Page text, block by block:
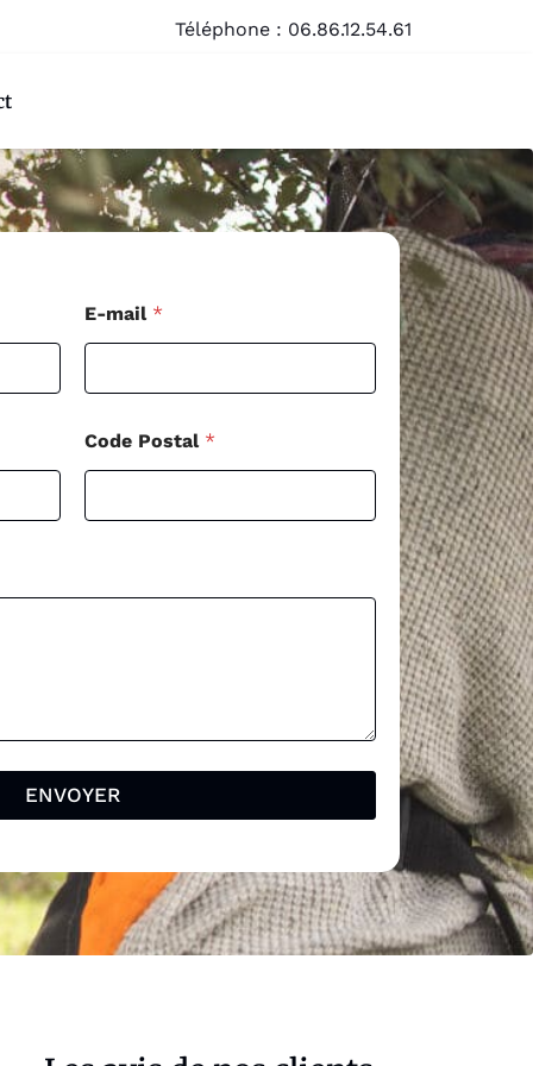
Téléphone : 06.86.12.54.61
E-mail *
Code Postal *
ENVOYER